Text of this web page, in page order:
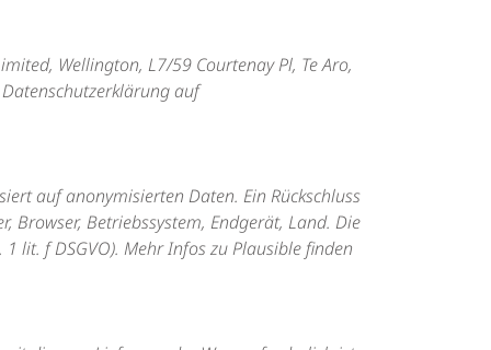
Wellington, L7/59 Courtenay Pl, Te Aro,
auf
auf anonymisierten Daten. Ein Rückschluss
Browser, Betriebssystem, Endgerät, Land. Die
lit. f DSGVO). Mehr Infos zu Plausible finden